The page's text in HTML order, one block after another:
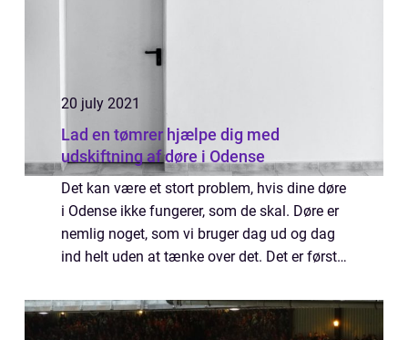
20 july 2021
Lad en tømrer hjælpe dig med
udskiftning af døre i Odense
Det kan være et stort problem, hvis dine døre
i Odense ikke fungerer, som de skal. Døre er
nemlig noget, som vi bruger dag ud og dag
ind helt uden at tænke over det. Det er først,